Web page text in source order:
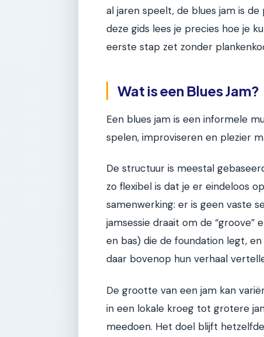
al jaren speelt, de blues jam is
deze gids lees je precies hoe je
eerste stap zet zonder
Wat is een Blues Jam?
Een blues jam is een informele
spelen, improviseren en plezier
De structuur is meestal
zo flexibel is dat je er eindeloos
samenwerking: er is geen vaste
jamsessie draait om de
en bas) die de foundation legt,
daar bovenop hun verhaal
De grootte van een jam kan
in een lokale kroeg tot grotere
meedoen. Het doel blijft